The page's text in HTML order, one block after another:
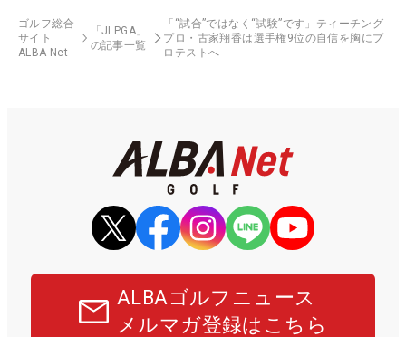
ゴルフ総合
サイト
ALBA Net
「JLPGA」
の記事一覧
「“試合”ではなく“試験”です」ティーチング
プロ・古家翔香は選手権9位の自信を胸にプ
ロテストへ
ALBAゴルフニュース
メルマガ登録はこちら